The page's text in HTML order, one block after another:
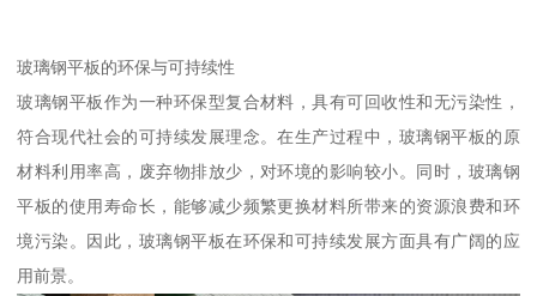
玻璃钢平板的环保与可持续性
玻璃钢平板作为一种环保型复合材料，具有可回收性和无污染性，
符合现代社会的可持续发展理念。在生产过程中，玻璃钢平板的原
材料利用率高，废弃物排放少，对环境的影响较小。同时，玻璃钢
平板的使用寿命长，能够减少频繁更换材料所带来的资源浪费和环
境污染。因此，玻璃钢平板在环保和可持续发展方面具有广阔的应
用前景。